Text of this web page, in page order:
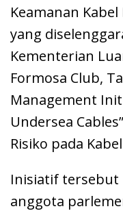
Keamanan
yang
Kementerian
Formosa Club,
Management
Undersea
Risiko pada
Inisiatif tersebut
anggota